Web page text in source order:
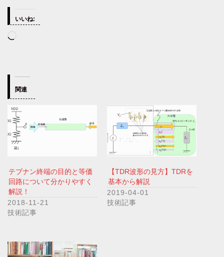
いいね:
中…
関連
テブナン終端の目的と等価
回路について分かりやすく
解説！
2018-11-21
技術記事
【TDR波形の見方】TDRを
基本から解説
2019-04-01
技術記事